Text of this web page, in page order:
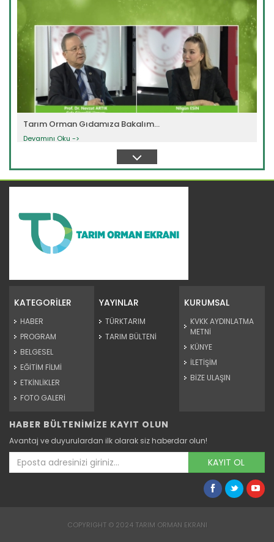
Tarım Orman Gıdamıza Bakalım...
Devamını Oku ->
Tarım Orman Gıdamıza Bakalım...
Devamını Oku ->
KATEGORİLER
HABER
PROGRAM
BELGESEL
EĞİTİM FİLMİ
ETKİNLİKLER
FOTO GALERİ
YAYINLAR
TÜRKTARIM
TARIM BÜLTENİ
KURUMSAL
KVKK AYDINLATMA
METNİ
KÜNYE
İLETİŞİM
BİZE ULAŞIN
HABER BÜLTENİMİZE KAYIT OLUN
Avantaj ve duyurulardan ilk olarak siz haberdar olun!
KAYIT OL
COPYRIGHT © 2024 TARIM ORMAN EKRANI